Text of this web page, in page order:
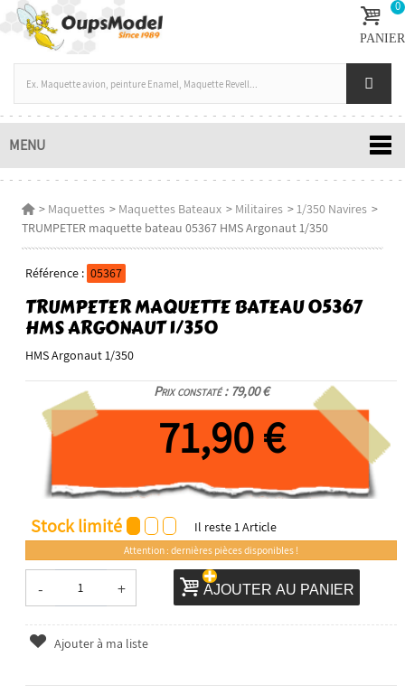
0
PANIER
MENU
> Maquettes > Maquettes Bateaux > Militaires >1/350 Navires >
TRUMPETER maquette bateau 05367 HMS Argonaut 1/350
Référence : 05367
TRUMPETER MAQUETTE BATEAU 05367
HMS ARGONAUT 1/350
HMS Argonaut 1/350
Prix constaté : 79,00 €
71,90 €
Stock limité Il reste1Article
Attention : dernières pièces disponibles !
- + AJOUTER AU PANIER
Ajouter à ma liste